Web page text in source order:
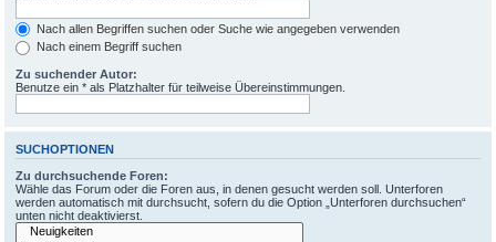
Nach allen Begriffen suchen oder Suche wie angegeben verwenden
Nach einem Begriff suchen
Zu suchender Autor:
Benutze ein * als Platzhalter für teilweise Übereinstimmungen.
SUCHOPTIONEN
Zu durchsuchende Foren:
Wähle das Forum oder die Foren aus, in denen gesucht werden soll. Unterforen
werden automatisch mit durchsucht, sofern du die Option „Unterforen durchsuchen“
unten nicht deaktivierst.